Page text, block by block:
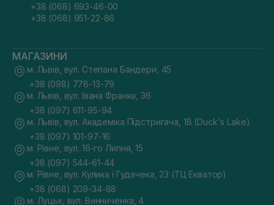
+38 (068) 693-46-00
+38 (068) 951-22-86
МАГАЗИНИ
м. Львів, вул. Степана Бандери, 45
+38 (098) 778-13-79
м. Львів, вул. Івана Франка, 36
+38 (097) 611-95-94
м. Львів, вул. Академіка Підстригача, 1В (Duck's Lake)
+38 (097) 101-97-16
м. Рівне, вул. 16-го Липня, 15
+38 (097) 544-61-44
м. Рівне, вул. Кулика і Гудачека, 23 (ТЦ Екватор)
+38 (068) 209-34-88
м. Луцьк, вул. Винниченка, 4